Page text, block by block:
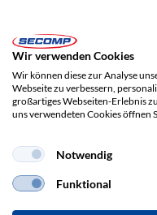
Wir verwenden Cookies
Wir können diese zur Analyse
Webseite zu verbessern,
großartiges Webseiten-Erlebnis
uns verwendeten Cookies öffnen
Notwendig
Funktional